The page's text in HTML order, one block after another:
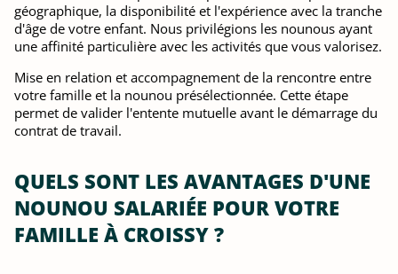
géographique, la disponibilité et l'expérience avec la tranche
d'âge de votre enfant. Nous privilégions les nounous ayant
une affinité particulière avec les activités que vous valorisez.
Mise en relation et accompagnement de la rencontre entre
votre famille et la nounou présélectionnée. Cette étape
permet de valider l'entente mutuelle avant le démarrage du
contrat de travail.
QUELS SONT LES AVANTAGES D'UNE
NOUNOU SALARIÉE POUR VOTRE
FAMILLE À CROISSY ?